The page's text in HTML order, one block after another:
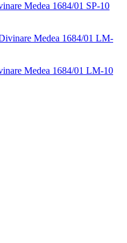
Medea 1684/01 SP-10
Medea 1684/01 LM-10